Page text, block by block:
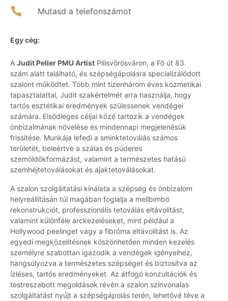
Mutasd a telefonszámot
Egy cég:
A Judit Peller PMU Artist Pilisvörösváron, a Fő út 83.
szám alatt található, és szépségápolásra specializálódott
szalont működtet. Több mint tizenhárom éves kozmetikai
tapasztalattal, Judit szakértelmét arra használja, hogy
tartós esztétikai eredmények szülessenek vendégei
számára. Elsődleges céljai közé tartozik a vendégek
önbizalmának növelése és mindennapi megjelenésük
frissítése. Munkája lefedi a sminktetoválás számos
területét, beleértve a szálas és púderes
szemöldökformázást, valamint a természetes hatású
szemhéjtetoválásokat és ajaktetoválásokat.
A szalon szolgáltatási kínálata a szépség és önbizalom
helyreállításán túl magában foglalja a mellbimbó
rekonstrukciót, professzionális tetoválás eltávolítást,
valamint különféle arckezeléseket, mint például a
Hollywood peelinget vagy a fibróma eltávolítást is. Az
egyedi megközelítésnek köszönhetően minden kezelés
személyre szabottan igazodik a vendégek igényeihez,
hangsúlyozva a természetes szépséget és biztosítva az
ízléses, tartós eredményeket. Az átfogó konzultációk és
testreszabott megoldások révén a szalon színvonalas
szolgáltatást nyújt a szépségápolás terén, lehetővé téve a